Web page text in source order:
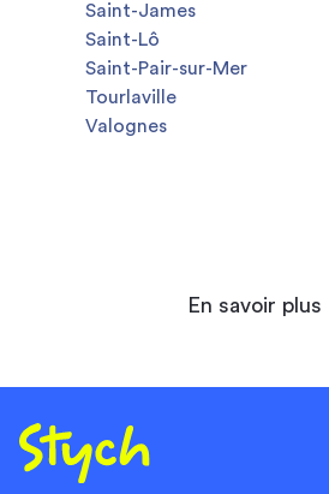
Saint-James
Saint-Lô
Saint-Pair-sur-Mer
Tourlaville
Valognes
En savoir plus